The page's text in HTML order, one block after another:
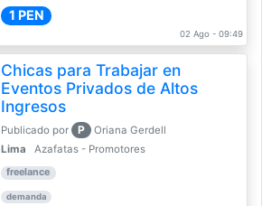
1 PEN
02 Ago - 09:49
Chicas para Trabajar en
Eventos Privados de Altos
Ingresos
Publicado por P
Oriana Gerdell
Lima
Azafatas - Promotores
freelance
demanda